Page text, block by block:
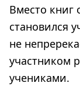
Вместо книг
становился
не
участником
учениками.